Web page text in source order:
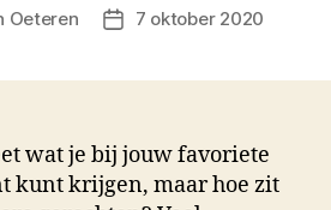
Oeteren Berichtdatum
7 oktober 2020
wat je bij jouw favoriete
kunt krijgen, maar hoe zit